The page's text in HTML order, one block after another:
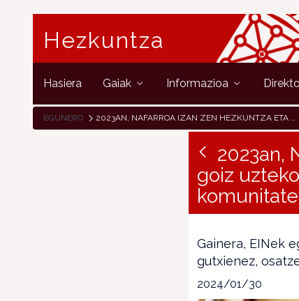
Hezkuntza
Hasiera Gaiak Informazioa
EGUNERO 2023AN, NAFARROA IZAN ZEN HEZKUNTZA ETA PRESTAKUNTZA GOIZ UZTEKO TASARIK TXIKIENA IZAN ZUEN ESPAINIAKO KOMUNITATEA
2023an,
goiz
Gainera, EINek
gutxienez,
2024/01/30